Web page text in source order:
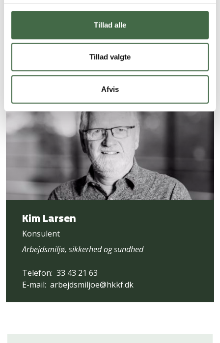
Tillad alle
Tillad valgte
Afvis
Siden er sidst opdateret:18.02.26 kl. 09.10
Kim Larsen
Konsulent
Arbejdsmiljø, sikkerhed og sundhed
Telefon: 33 43 21 63
E-mail: arbejdsmiljoe@hkkf.dk